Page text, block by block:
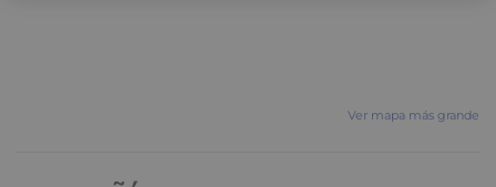
Ver mapa más grande